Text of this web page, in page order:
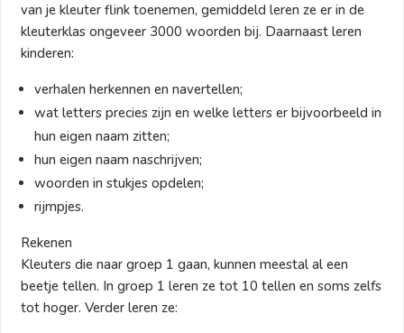
van je kleuter flink toenemen, gemiddeld leren ze er in de
kleuterklas ongeveer 3000 woorden bij. Daarnaast leren
kinderen:
verhalen herkennen en navertellen;
wat letters precies zijn en welke letters er bijvoorbeeld in
hun eigen naam zitten;
hun eigen naam naschrijven;
woorden in stukjes opdelen;
rijmpjes.
Rekenen
Kleuters die naar groep 1 gaan, kunnen meestal al een
beetje tellen. In groep 1 leren ze tot 10 tellen en soms zelfs
tot hoger. Verder leren ze: